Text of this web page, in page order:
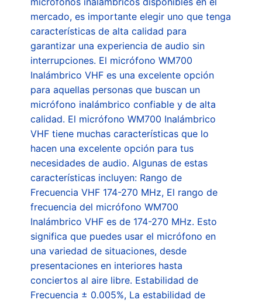
mercado, es importante elegir uno que tenga
características de alta calidad para
garantizar una experiencia de audio sin
interrupciones. El micrófono WM700
Inalámbrico VHF es una excelente opción
para aquellas personas que buscan un
micrófono inalámbrico confiable y de alta
calidad. El micrófono WM700 Inalámbrico
VHF tiene muchas características que lo
hacen una excelente opción para tus
necesidades de audio. Algunas de estas
características incluyen: Rango de
Frecuencia VHF 174-270 MHz, El rango de
frecuencia del micrófono WM700
Inalámbrico VHF es de 174-270 MHz. Esto
significa que puedes usar el micrófono en
una variedad de situaciones, desde
presentaciones en interiores hasta
conciertos al aire libre. Estabilidad de
Frecuencia ± 0.005%, La estabilidad de